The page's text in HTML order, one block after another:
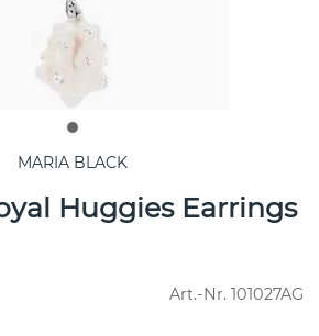
MARIA BLACK
Huggies Earrings
Art.-Nr. 101027AG